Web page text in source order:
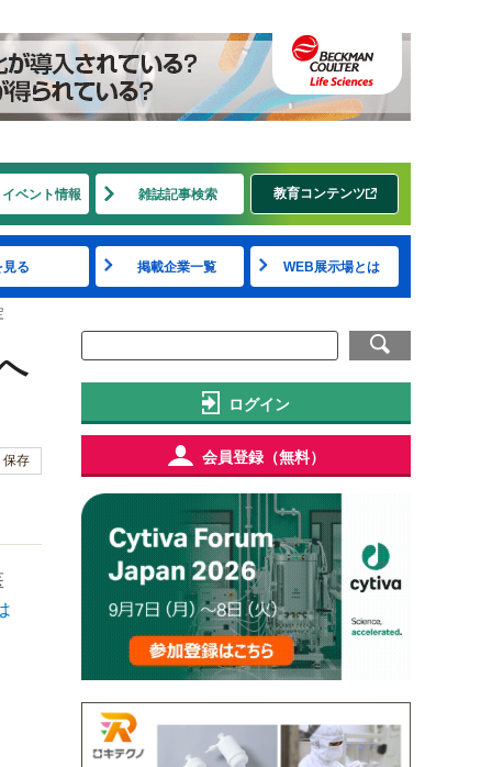
ベント情報 雑誌記事検索 教育コンテンツ
る 掲載企業一覧 WEB展示場とは
保存
ログイン
会員登録（無料）